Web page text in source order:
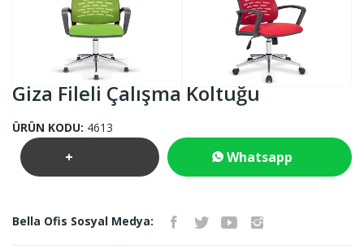
Giza Fileli Çalışma Koltuğu
ÜRÜN KODU: 4613
+ Whatsapp
Bella Ofis Sosyal Medya: